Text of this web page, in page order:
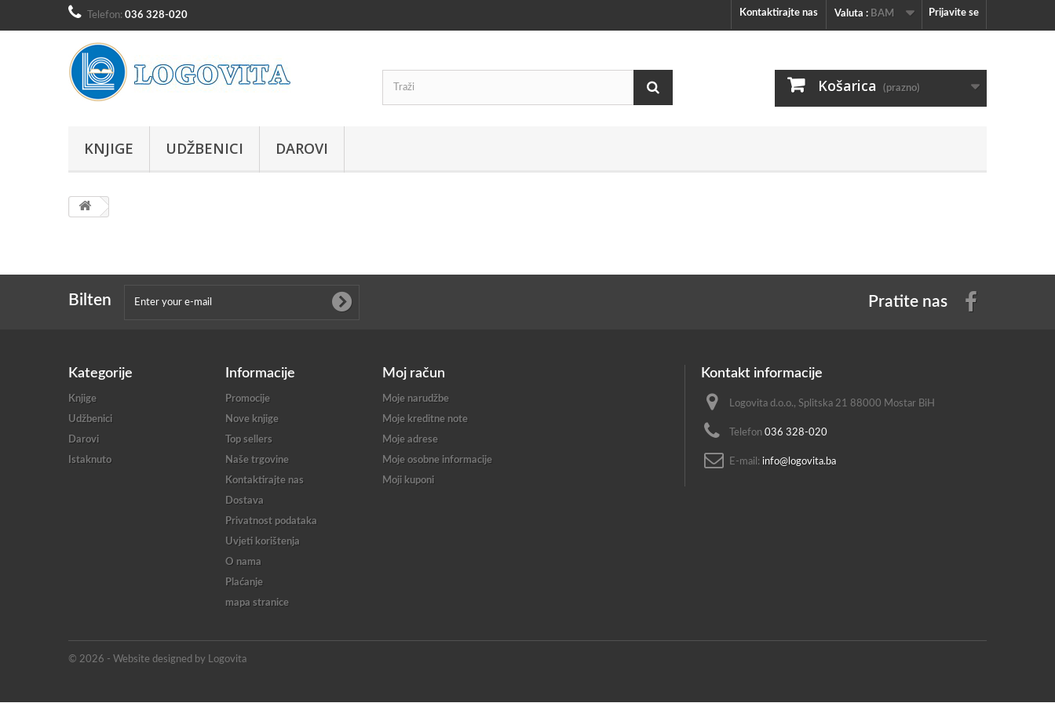
Prijavite se
Valuta : BAM
Kontaktirajte nas
Telefon: 036 328-020
Košarica (prazno)
KNJIGE UDŽBENICI DAROVI
Bilten Pratite nas
Kategorije
Knjige
Udžbenici
Darovi
Istaknuto
Informacije
Promocije
Nove knjige
Top sellers
Naše trgovine
Kontaktirajte nas
Dostava
Privatnost podataka
Uvjeti korištenja
O nama
Plaćanje
mapa stranice
© 2026 - Website designed by Logovita
Moj račun
Moje narudžbe
Moje kreditne note
Moje adrese
Moje osobne informacije
Moji kuponi
Kontakt informacije
Logovita d.o.o., Splitska 21 88000 Mostar BiH
Telefon 036 328-020
E-mail: info@logovita.ba